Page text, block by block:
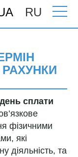
RU
Консультації> 19
сплати
фізичними
які
діяльність, та